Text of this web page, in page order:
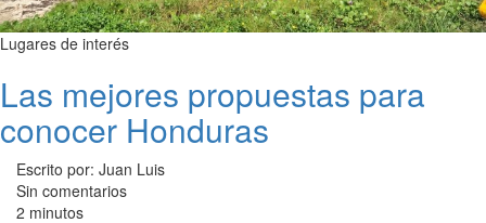
Lugares de interés
Las mejores propuestas para
conocer Honduras
Escrito por: Juan Luis
Sin comentarios
2 minutos